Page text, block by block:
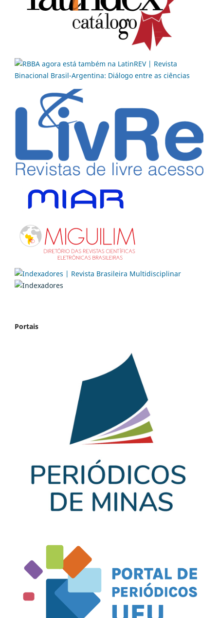
Portais